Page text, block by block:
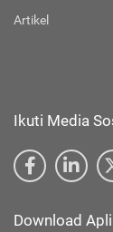
Artikel
Ikuti Media
Download